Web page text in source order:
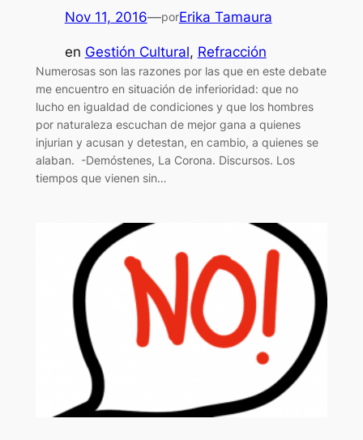
Nov 11, 2016—porErika Tamaura
en Gestión Cultural, Refracción
Numerosas son las razones por las que en este debate
me encuentro en situación de inferioridad: que no
lucho en igualdad de condiciones y que los hombres
por naturaleza escuchan de mejor gana a quienes
injurian y acusan y detestan, en cambio, a quienes se
alaban. -Demóstenes, La Corona. Discursos. Los
tiempos que vienen sin…